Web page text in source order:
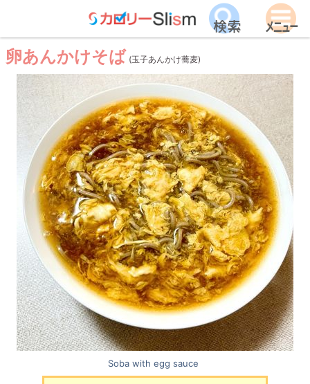
卵あんかけそば (玉子あんかけ蕎麦)
Soba with egg sauce